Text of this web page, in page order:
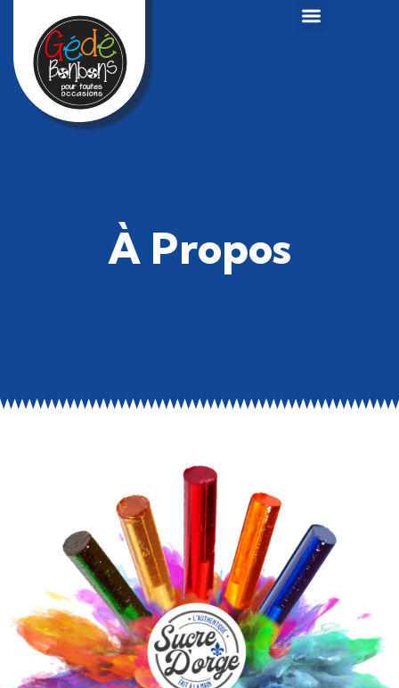
À Propos